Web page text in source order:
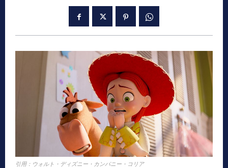
引用：ウォルト・ディズニー・カンパニー・コリア